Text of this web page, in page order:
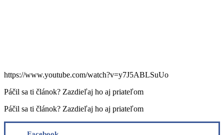
https://www.youtube.com/watch?v=y7J5ABLSuUo
Páčil sa ti článok? Zazdieľaj ho aj priateľom
Páčil sa ti článok? Zazdieľaj ho aj priateľom